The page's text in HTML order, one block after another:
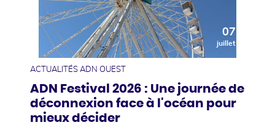
07
juillet
ACTUALITÉS ADN OUEST
ADN Festival 2026 : Une journée de
déconnexion face à l'océan pour
mieux décider